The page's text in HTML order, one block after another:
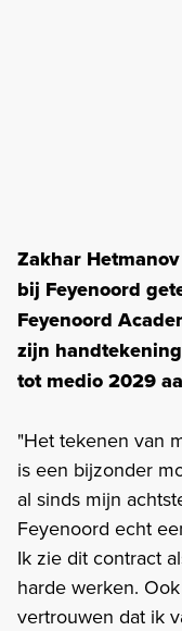
Zakhar
bij Feyenoord
Feyenoord
zijn
tot medio 2029
"Het tekenen van
is een bijzonder
al sinds mijn
Feyenoord echt
Ik zie dit contract
harde werken.
vertrouwen dat ik